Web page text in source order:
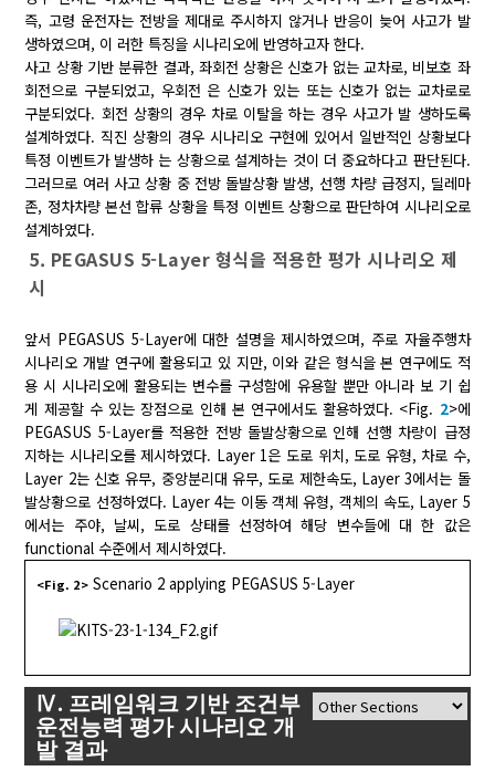
즉, 고령 운전자는 전방을 제대로 주시하지 않거나 반응이 늦어 사고가 발
생하였으며, 이 러한 특징을 시나리오에 반영하고자 한다.
사고 상황 기반 분류한 결과, 좌회전 상황은 신호가 없는 교차로, 비보호 좌
회전으로 구분되었고, 우회전 은 신호가 있는 또는 신호가 없는 교차로로
구분되었다. 회전 상황의 경우 차로 이탈을 하는 경우 사고가 발 생하도록
설계하였다. 직진 상황의 경우 시나리오 구현에 있어서 일반적인 상황보다
특정 이벤트가 발생하 는 상황으로 설계하는 것이 더 중요하다고 판단된다.
그러므로 여러 사고 상황 중 전방 돌발상황 발생, 선행 차량 급정지, 딜레마
존, 정차차량 본선 합류 상황을 특정 이벤트 상황으로 판단하여 시나리오로
설계하였다.
5. PEGASUS 5-Layer 형식을 적용한 평가 시나리오 제
시
앞서 PEGASUS 5-Layer에 대한 설명을 제시하였으며, 주로 자율주행차
시나리오 개발 연구에 활용되고 있 지만, 이와 같은 형식을 본 연구에도 적
용 시 시나리오에 활용되는 변수를 구성함에 유용할 뿐만 아니라 보 기 쉽
게 제공할 수 있는 장점으로 인해 본 연구에서도 활용하였다. <Fig. 2>에
PEGASUS 5-Layer를 적용한 전방 돌발상황으로 인해 선행 차량이 급정
지하는 시나리오를 제시하였다. Layer 1은 도로 위치, 도로 유형, 차로 수,
Layer 2는 신호 유무, 중앙분리대 유무, 도로 제한속도, Layer 3에서는 돌
발상황으로 선정하였다. Layer 4는 이동 객체 유형, 객체의 속도, Layer 5
에서는 주야, 날씨, 도로 상태를 선정하여 해당 변수들에 대 한 값은
functional 수준에서 제시하였다.
<Fig. 2> Scenario 2 applying PEGASUS 5-Layer
Ⅳ. 프레임워크 기반 조건부
운전능력 평가 시나리오 개
발 결과